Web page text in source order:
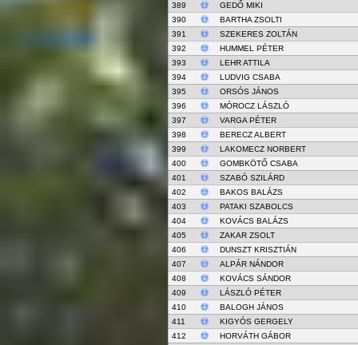
389
GEDŐ MIKI
390
BARTHA ZSOLTI
391
SZEKERES ZOLTÁN
392
HUMMEL PÉTER
393
LEHR ATTILA
394
LUDVIG CSABA
395
ORSÓS JÁNOS
396
MÓROCZ LÁSZLÓ
397
VARGA PÉTER
398
BERECZ ALBERT
399
LAKOMECZ NORBERT
400
GOMBKÖTŐ CSABA
401
SZABÓ SZILÁRD
402
BAKOS BALÁZS
403
PATAKI SZABOLCS
404
KOVÁCS BALÁZS
405
ZAKAR ZSOLT
406
DUNSZT KRISZTIÁN
407
ALPÁR NÁNDOR
408
KOVÁCS SÁNDOR
409
LÁSZLÓ PÉTER
410
BALOGH JÁNOS
411
KIGYÓS GERGELY
412
HORVÁTH GÁBOR